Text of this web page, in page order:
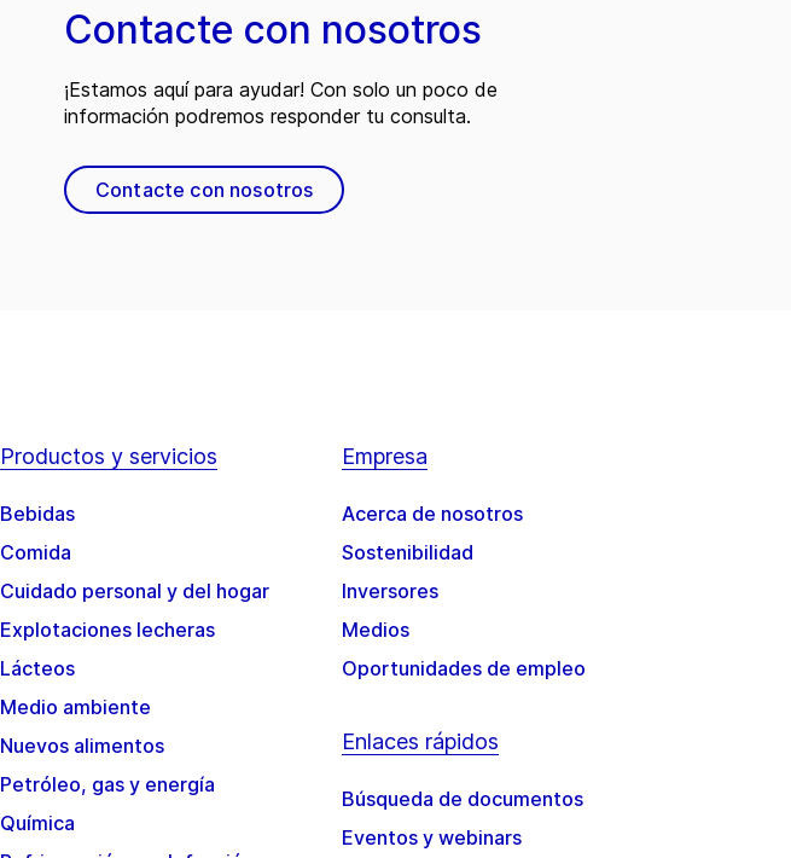
Contacte con nosotros
¡Estamos aquí para ayudar! Con solo un poco de
información podremos responder tu consulta.
Contacte con nosotros
Productos y servicios
Bebidas
Comida
Cuidado personal y del hogar
Explotaciones lecheras
Lácteos
Medio ambiente
Nuevos alimentos
Petróleo, gas y energía
Química
Empresa
Acerca de nosotros
Sostenibilidad
Inversores
Medios
Oportunidades de empleo
Enlaces rápidos
Búsqueda de documentos
Eventos y webinars